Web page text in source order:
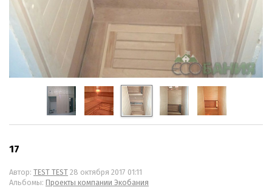
17
Автор: TEST TEST 28 октября 2017 01:11
Альбомы: Проекты компании Экобания